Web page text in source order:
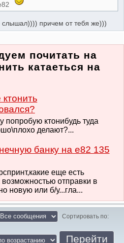
слышал)))) причем от тебя же)))
почитать на
катаеться на
попробую ктонибудь туда
делают?...
банку на е82 135
еще есть
отправки в
новую или б/у...гла...
Сортировать по: